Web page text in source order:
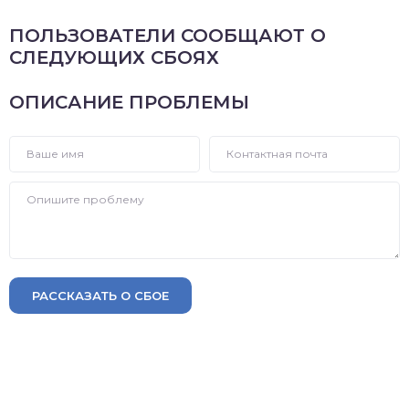
ПОЛЬЗОВАТЕЛИ СООБЩАЮТ О
СЛЕДУЮЩИХ СБОЯХ
ОПИСАНИЕ ПРОБЛЕМЫ
РАССКАЗАТЬ О СБОЕ